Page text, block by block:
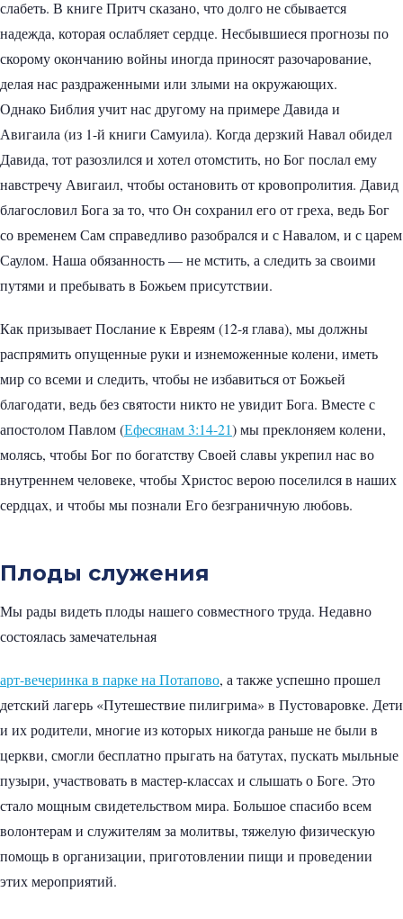
слабеть. В книге Притч сказано, что долго не сбывается
надежда, которая ослабляет сердце. Несбывшиеся прогнозы по
скорому окончанию войны иногда приносят разочарование,
делая нас раздраженными или злыми на окружающих.
Однако Библия учит нас другому на примере Давида и
Авигаила (из 1-й книги Самуила). Когда дерзкий Навал обидел
Давида, тот разозлился и хотел отомстить, но Бог послал ему
навстречу Авигаил, чтобы остановить от кровопролития. Давид
благословил Бога за то, что Он сохранил его от греха, ведь Бог
со временем Сам справедливо разобрался и с Навалом, и с царем
Саулом. Наша обязанность — не мстить, а следить за своими
путями и пребывать в Божьем присутствии.
Как призывает Послание к Евреям (12-я глава), мы должны
распрямить опущенные руки и изнеможенные колени, иметь
мир со всеми и следить, чтобы не избавиться от Божьей
благодати, ведь без святости никто не увидит Бога. Вместе с
апостолом Павлом (Ефесянам 3:14-21) мы преклоняем колени,
молясь, чтобы Бог по богатству Своей славы укрепил нас во
внутреннем человеке, чтобы Христос верою поселился в наших
сердцах, и чтобы мы познали Его безграничную любовь.
Плоды служения
Мы рады видеть плоды нашего совместного труда. Недавно
состоялась замечательная
арт-вечеринка в парке на Потапово, а также успешно прошел
детский лагерь «Путешествие пилигрима» в Пустоваровке. Дети
и их родители, многие из которых никогда раньше не были в
церкви, смогли бесплатно прыгать на батутах, пускать мыльные
пузыри, участвовать в мастер-классах и слышать о Боге. Это
стало мощным свидетельством мира. Большое спасибо всем
волонтерам и служителям за молитвы, тяжелую физическую
помощь в организации, приготовлении пищи и проведении
этих мероприятий.